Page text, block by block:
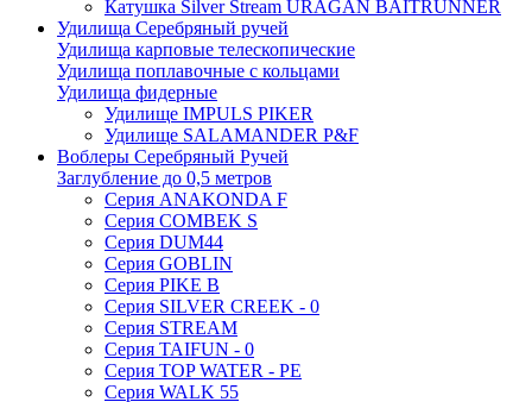
Катушка Silver Stream URAGAN BAITRUNNER
Удилища Серебряный ручей
Удилища карповые телескопические
Удилища поплавочные с кольцами
Удилища фидерные
Удилище IMPULS PIKER
Удилище SALAMANDER P&F
Воблеры Серебряный Ручей
Заглубление до 0,5 метров
Серия ANAKONDA F
Серия COMBEK S
Серия DUM44
Серия GOBLIN
Серия PIKE B
Серия SILVER CREEK - 0
Серия STREAM
Серия TAIFUN - 0
Серия TOP WATER - PE
Серия WALK 55